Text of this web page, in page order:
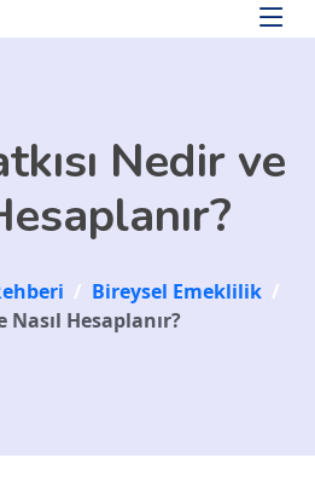
Nedir ve
/ Bireysel Emeklilik /
Nasıl Hesaplanır?